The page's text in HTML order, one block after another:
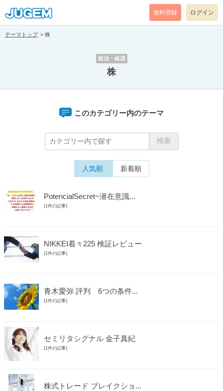
無料登録 ログイン
テーマトップ 株
政治・経済
株
このカテゴリー内のテーマ
人気順 新着順
PotencialSecret~潜在意識...
(1件の記事)
NIKKEI着々225 検証レビュー
(1件の記事)
青木愛弥 評判 6つの条件...
(1件の記事)
セミリタシグナル 金子真紀
(1件の記事)
株式トレード ブレイクショ...